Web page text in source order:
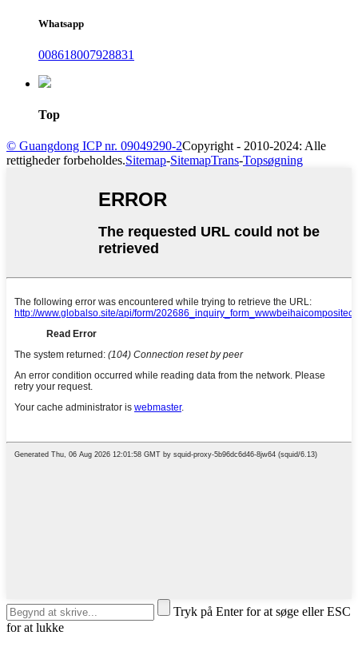
Whatsapp
008618007928831
Top
© Guangdong ICP nr. 09049290-2Copyright - 2010-2024: Alle
rettigheder forbeholdes.Sitemap-SitemapTrans-Topsøgning
Tryk på Enter for at søge eller ESC
for at lukke